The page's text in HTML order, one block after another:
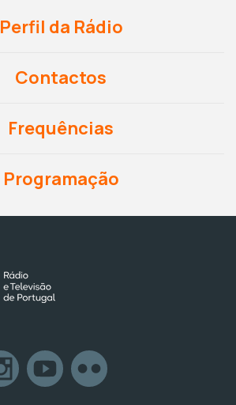
Perfil da Rádio
Contactos
Frequências
Programação